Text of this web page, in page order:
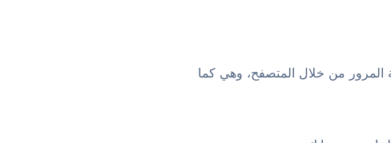
المرور من خلال المتصفح، وهي كما